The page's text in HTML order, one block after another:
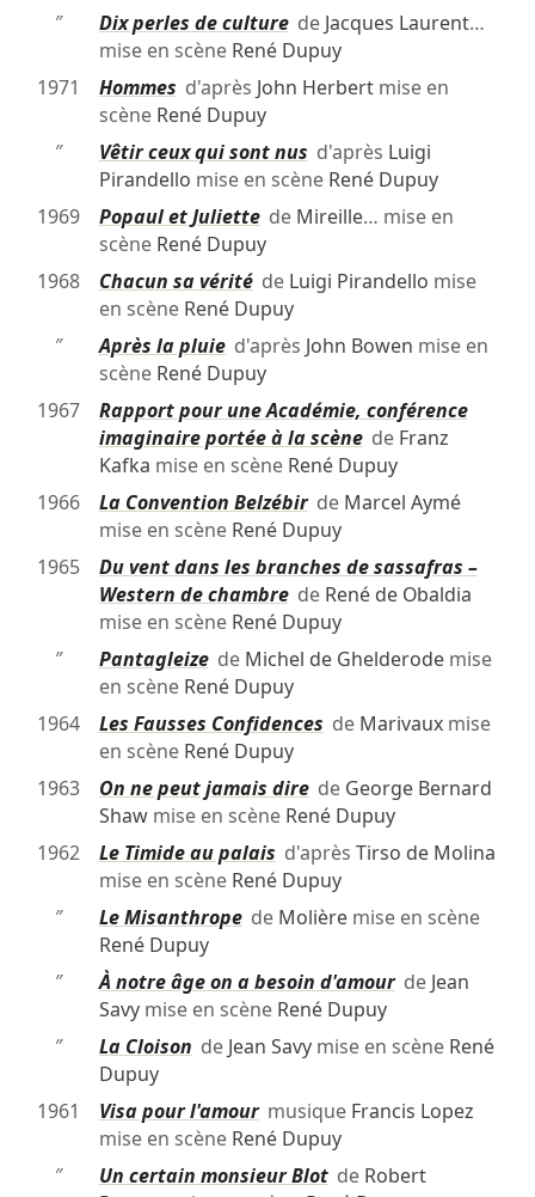
″
Dix perles de culturede Jacques Laurent…
mise en scène René Dupuy
1971
Hommes d'après John Herbertmise en
scène René Dupuy
″
Vêtir ceux qui sont nus d'après Luigi
Pirandello mise en scène René Dupuy
1969
Popaul et Juliettede Mireille… mise en
scène René Dupuy
1968
Chacun sa véritéde Luigi Pirandello mise
en scène René Dupuy
″
Après la pluied'après John Bowen mise en
scène René Dupuy
1967
Rapport pour une Académie, conférence
imaginaire portée à la scènede Franz
Kafka mise en scène René Dupuy
1966
La Convention Belzébirde Marcel Aymé
mise en scène René Dupuy
1965
Du vent dans les branches de sassafras –
Western de chambrede René de Obaldia
mise en scène René Dupuy
″
Pantagleizede Michel de Ghelderodemise
en scène René Dupuy
1964
Les Fausses Confidences de Marivauxmise
en scène René Dupuy
1963
On ne peut jamais direde George Bernard
Shawmise en scène René Dupuy
1962
Le Timide au palais d'après Tirso de Molina
mise en scène René Dupuy
″
Le Misanthropede Molièremise en scène
René Dupuy
″
À notre âge on a besoin d'amourde Jean
Savymise en scène René Dupuy
″
La Cloison de Jean Savymise en scène René
Dupuy
1961
Visa pour l'amourmusique Francis Lopez
mise en scène René Dupuy
″
Un certain monsieur Blotde Robert